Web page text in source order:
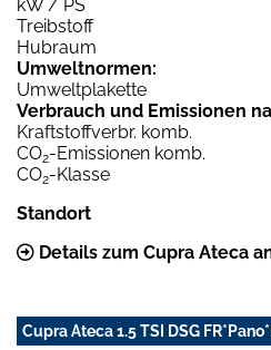
kW / PS
Treibstoff
Hubraum
Umweltnormen:
Umweltplakette
Verbrauch und Emissionen
Kraftstoffverbr. komb.
CO2-Emissionen komb.
CO2-Klasse
Standort
Details zum Cupra Ateca
Cupra Ateca 1.5 TSI DSG